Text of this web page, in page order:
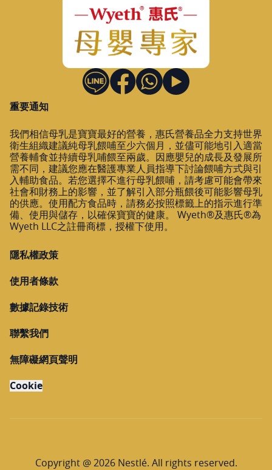
重要通知
我們相信母乳是寶寶最好的營養，惠氏營養品全力支持世界
衛生組織建議純母乳餵哺至少六個月，並儘可能地引入適當
營養輔食並持續母乳哺餵至兩歲。因應嬰兒的成長及發展所
需不同，建議您應在醫護專業人員指導下討論餵哺方式與引
入輔助食品。若您選擇不進行母乳餵哺，請考慮可能會帶來
社會和財務上的影響，並了解引入部分瓶餵後可能影響母乳
的供應。使用配方食品時，請務必按照標籤上的指示進行準
備、使用與儲存，以確保寶寶的健康。 Wyeth®及惠氏®為
Wyeth LLC之註冊商標，授權下使用。
隱私權政策
使用者條款
數據記錄技術
聯繫我們
無障礙網頁聲明
Cookie
Copyright @ 2026 Nestlé. All rights reserved.